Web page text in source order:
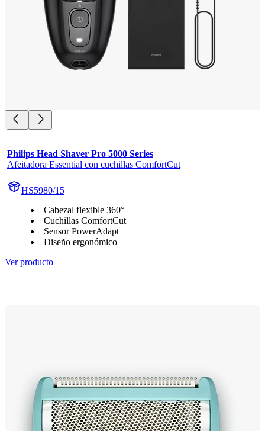
Philips Head Shaver Pro 5000 Series
Afeitadora Essential con cuchillas ComfortCut
HS5980/15
Cabezal flexible 360°
Cuchillas ComfortCut
Sensor PowerAdapt
Diseño ergonómico
Ver producto